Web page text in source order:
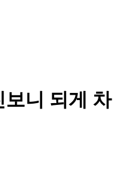
니 되게 차